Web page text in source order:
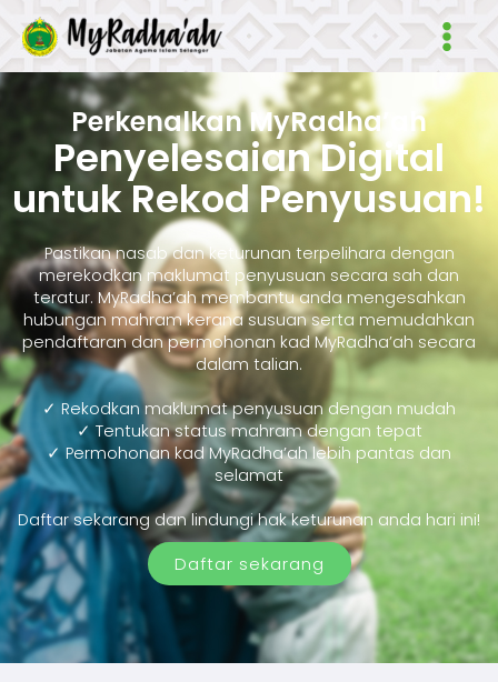
Main
Perkenalkan MyRadha’ah
Penyelesaian Digital
untuk Rekod Penyusuan!
Pastikan nasab dan keturunan terpelihara dengan
merekodkan maklumat penyusuan secara sah dan
teratur. MyRadha’ah membantu anda mengesahkan
hubungan mahram kerana susuan serta memudahkan
pendaftaran dan permohonan kad MyRadha’ah secara
dalam talian.
✓ Rekodkan maklumat penyusuan dengan mudah
✓ Tentukan status mahram dengan tepat
✓ Permohonan kad MyRadha’ah lebih pantas dan
selamat
Daftar sekarang dan lindungi hak keturunan anda hari ini!
Daftar sekarang